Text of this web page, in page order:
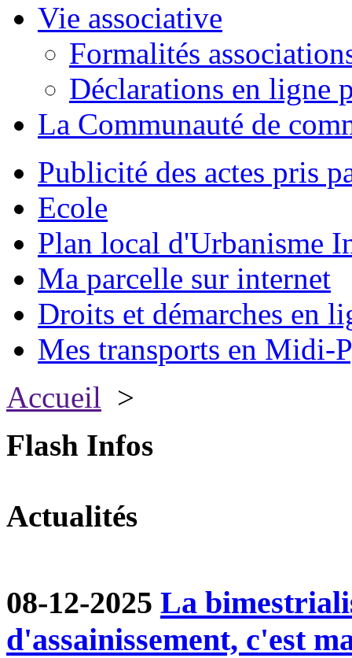
Vie associative
Formalités
Déclarations en ligne
La Communauté de
Publicité des actes pris
Ecole
Plan local d'Urbanisme
Ma parcelle sur internet
Droits et démarches en
Mes transports en Midi-
Accueil >
Flash Infos
Actualités
08-12-2025 La
d'assainissement, c'est